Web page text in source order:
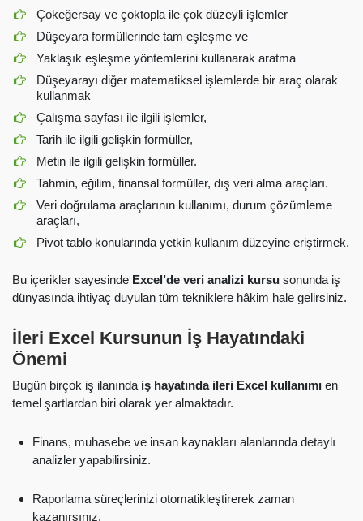
Çokeğersay ve çoktopla ile çok düzeyli işlemler
Düşeyara formüllerinde tam eşleşme ve
Yaklaşık eşleşme yöntemlerini kullanarak aratma
Düşeyarayı diğer matematiksel işlemlerde bir araç olarak
kullanmak
Çalışma sayfası ile ilgili işlemler,
Tarih ile ilgili gelişkin formüller,
Metin ile ilgili gelişkin formüller.
Tahmin, eğilim, finansal formüller, dış veri alma araçları.
Veri doğrulama araçlarının kullanımı, durum çözümleme
araçları,
Pivot tablo konularında yetkin kullanım düzeyine eriştirmek.
Bu içerikler sayesinde Excel’de veri analizi kursu sonunda iş
dünyasında ihtiyaç duyulan tüm tekniklere hâkim hale gelirsiniz.
İleri Excel Kursunun İş Hayatındaki
Önemi
Bugün birçok iş ilanında iş hayatında ileri Excel kullanımı en
temel şartlardan biri olarak yer almaktadır.
Finans, muhasebe ve insan kaynakları alanlarında detaylı
analizler yapabilirsiniz.
Raporlama süreçlerinizi otomatikleştirerek zaman
kazanırsınız.